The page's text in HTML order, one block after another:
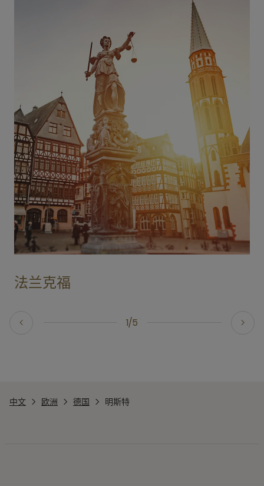
1/5
法兰克福
中文 欧洲 德国 明斯特